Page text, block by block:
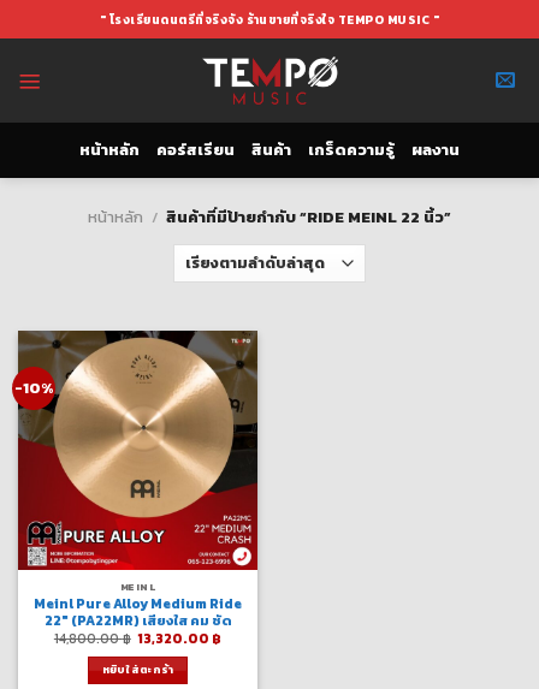
to
" โรงเรียนดนตรีที่จริงจัง ร้านขายที่จริงใจ TEMPO MUSIC "
หน้าหลัก คอร์สเรียน สินค้า เกร็ดความรู้ ผลงาน
หน้าหลัก / สินค้าที่มีป้ายกำกับ “RIDE MEINL 22 นิ้ว”
-10%
MEINL
Meinl Pure Alloy Medium Ride
22″ (PA22MR) เสียงใส คม ชัด
14,800.00฿ Original
price
was:
14,800.00 ฿.
13,320.00 ฿
หยิบใส่ตะกร้า